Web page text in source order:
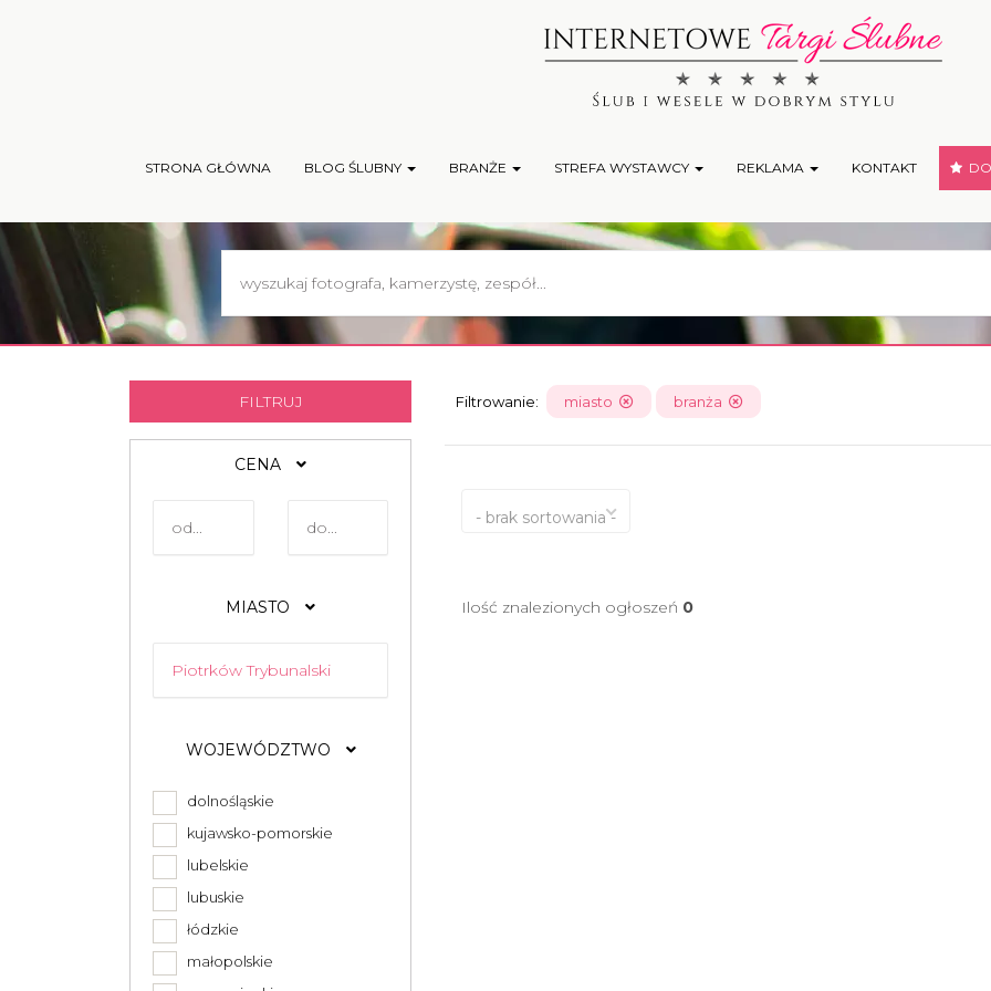
STRONA GŁÓWNA BLOG ŚLUBNY BRANŻE STREFA WYSTAWCY REKLAMA KONTAKT
FILTRUJ
CENA
MIASTO
WOJEWÓDZTWO
dolnośląskie
kujawsko-pomorskie
lubelskie
lubuskie
łódzkie
małopolskie
Filtrowanie: miasto branża
- brak sortowania -
Ilość znalezionych ogłoszeń 0